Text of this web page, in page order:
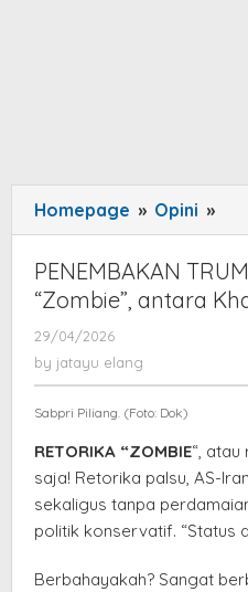
Homepage » Opini »
PENEMBAKAN
“Zombie”, antara
29/04/2026
jatayu
by jatayu elang
Sabpri Piliang. (Foto: Dok)
RETORIKA “ZOMBIE“, atau
saja! Retorika palsu, AS-
sekaligus tanpa
politik konservatif. “Status
Berbahayakah? Sangat